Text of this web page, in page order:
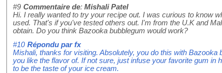
#9 Commentaire de: Mishali Patel
Hi. I really wanted to try your recipe out. I was curious to know
used. That's if you've tested others out. I'm from the U.K and
obtain. Do you think Bazooka bubblegum would work?
#10 Répondu parfx
Mishali, thanks for visiting. Absolutely, you do this with Bazooka
you like the flavor of. If not sure, just infuse your favorite gum in
to be the taste of your ice cream.